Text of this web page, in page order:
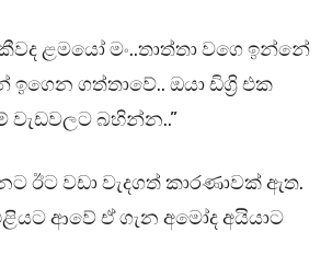
ළමයෝ මං..තාත්තා වගෙ ඉන්නේ
ඉගෙන ගත්තාවේ.. ඔයා ඩිග්‍රි එක
බහින්න..”
ඊට වඩා වැදගත් කාරණාවක් ඇත.
ආවේ ඒ ගැන අමෝද අයියාට